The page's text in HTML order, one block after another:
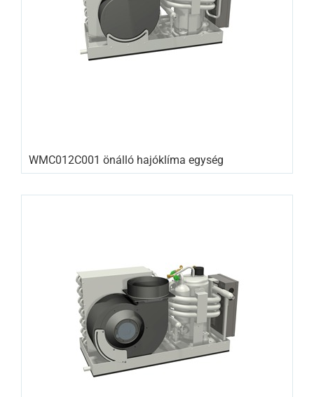
WMC012C001 önálló hajóklíma egység